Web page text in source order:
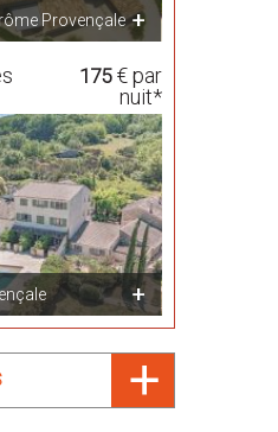
Provençale
175€ par
nuit*